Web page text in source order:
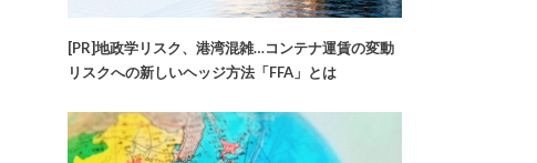
[PR]地政学リスク、港湾混雑…コンテナ運賃の変動
リスクへの新しいヘッジ方法「FFA」とは